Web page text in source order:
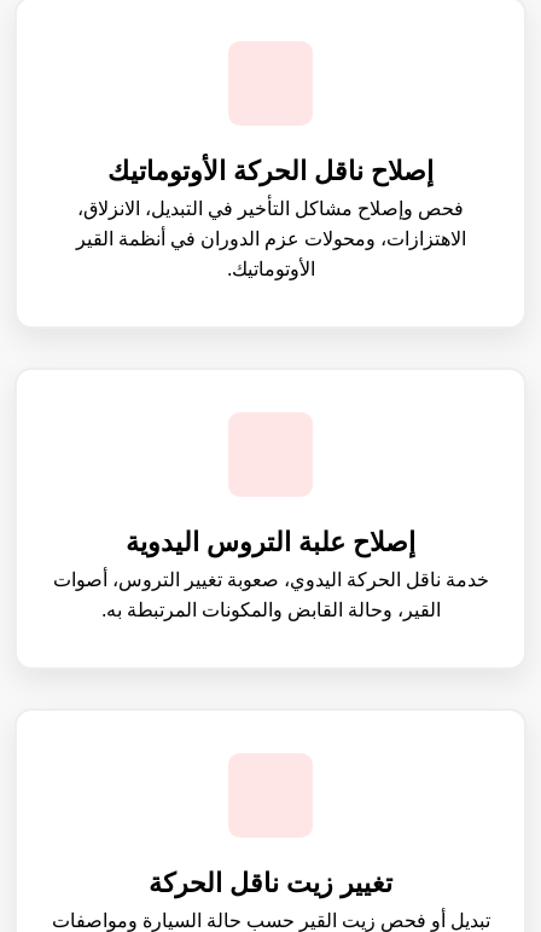
إصلاح ناقل الحركة الأوتوماتيك
فحص وإصلاح مشاكل التأخير في التبديل، الانزلاق،
الاهتزازات، ومحولات عزم الدوران في أنظمة القير
الأوتوماتيك.
إصلاح علبة التروس اليدوية
خدمة ناقل الحركة اليدوي، صعوبة تغيير التروس، أصوات
القير، وحالة القابض والمكونات المرتبطة به.
تغيير زيت ناقل الحركة
تبديل أو فحص زيت القير حسب حالة السيارة ومواصفات